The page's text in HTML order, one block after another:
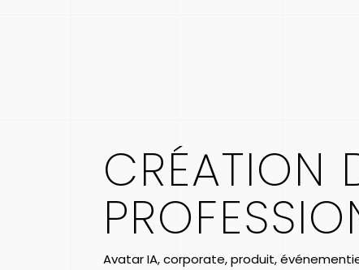
CRÉATION
Avatar IA, corporate, produit,